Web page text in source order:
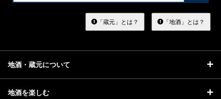
る
「蔵元」とは？ 「地酒」とは？
地酒・蔵元について
地酒を楽しむ